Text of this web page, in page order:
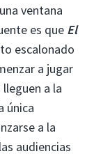
ventana
es que El
escalonado
a jugar
a la
única
a la
audiencias